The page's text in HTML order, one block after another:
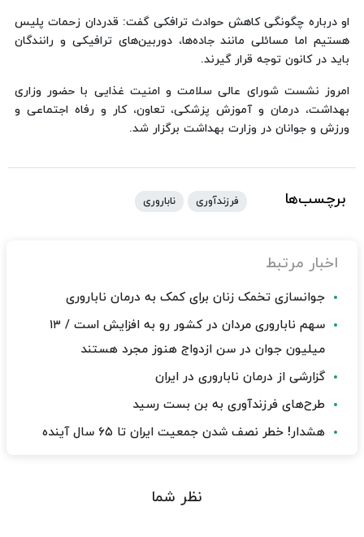
او درباره چگونگی کاهش حوادث ترافکی گفت: قدردان زحمات پلیس
هستیم اما مسائلی مانند جاده‌ها، دوربین‌های ترافیکی و رانندگان
باید در کانون توجه قرار گیرند.
امروز نشست شورای عالی سلامت و امنیت غذایی با حضور وزاری
بهداشت، درمان و آموزش پزشکی، تعاون، کار و رفاه اجتماعی و
ورزش و جوانان در وزارت بهداشت برگزار شد.
برچسب‌ها فرزندآوری ناباروری
اخبار مرتبط
جوانسازی تخمک زنان برای کمک به درمان ناباروری
سهم ناباروری مردان در کشور رو به افزایش است / ۱۳
میلیون جوان در سن ازدواج هنوز مجرد هستند
گزارشی از درمان ناباروری در ایران
طرح‌های فرزندآوری به بن بست رسید
هشدار! خطر نصف شدن جمعیت ایران تا ۶۵ سال آینده
نظر شما